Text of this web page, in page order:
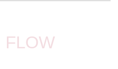
FLOW